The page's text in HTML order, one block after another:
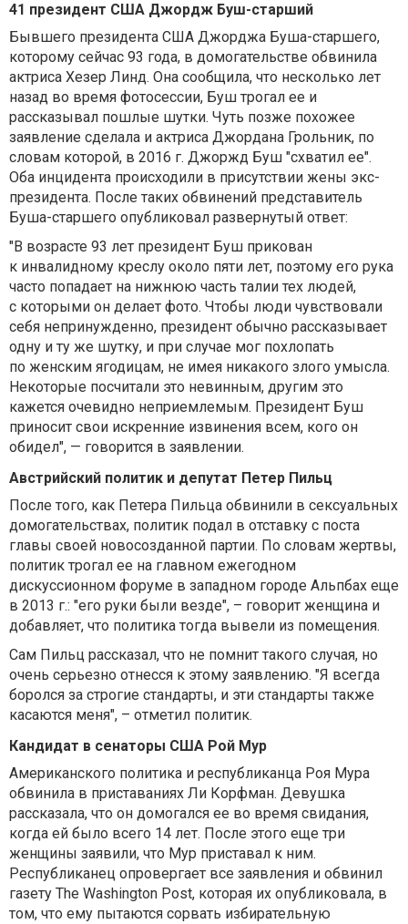
41 президент США Джордж Буш-старший
Бывшего президента США Джорджа Буша-старшего,
которому сейчас 93 года, в домогательстве обвинила
актриса Хезер Линд. Она сообщила, что несколько лет
назад во время фотосессии, Буш трогал ее и
рассказывал пошлые шутки. Чуть позже похожее
заявление сделала и актриса Джордана Грольник, по
словам которой, в 2016 г. Джоржд Буш "схватил ее".
Оба инцидента происходили в присутствии жены экс-
президента. После таких обвинений представитель
Буша-старшего опубликовал развернутый ответ:
"В возрасте 93 лет президент Буш прикован
к инвалидному креслу около пяти лет, поэтому его рука
часто попадает на нижнюю часть талии тех людей,
с которыми он делает фото. Чтобы люди чувствовали
себя непринужденно, президент обычно рассказывает
одну и ту же шутку, и при случае мог похлопать
по женским ягодицам, не имея никакого злого умысла.
Некоторые посчитали это невинным, другим это
кажется очевидно неприемлемым. Президент Буш
приносит свои искренние извинения всем, кого он
обидел", — говорится в заявлении.
Австрийский политик и депутат Петер Пильц
После того, как Петера Пильца обвинили в сексуальных
домогательствах, политик подал в отставку с поста
главы своей новосозданной партии. По словам жертвы,
политик трогал ее на главном ежегодном
дискуссионном форуме в западном городе Альпбах еще
в 2013 г.: "его руки были везде", – говорит женщина и
добавляет, что политика тогда вывели из помещения.
Сам Пильц рассказал, что не помнит такого случая, но
очень серьезно отнесся к этому заявлению. "Я всегда
боролся за строгие стандарты, и эти стандарты также
касаются меня", – отметил политик.
Кандидат в сенаторы США Рой Мур
Американского политика и республиканца Роя Мура
обвинила в приставаниях Ли Корфман. Девушка
рассказала, что он домогался ее во время свидания,
когда ей было всего 14 лет. После этого еще три
женщины заявили, что Мур приставал к ним.
Республиканец опровергает все заявления и обвинил
газету The Washington Post, которая их опубликовала, в
том, что ему пытаются сорвать избирательную